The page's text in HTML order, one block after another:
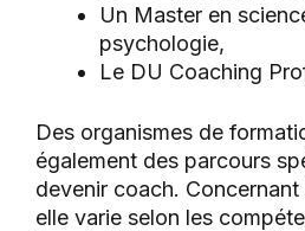
Un Master en
psychologie,
Le DU Coaching
Des organismes de
également des parcours
devenir coach. Concernant
elle varie selon les